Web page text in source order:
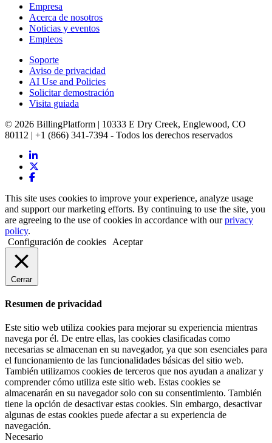
Empresa
Acerca de nosotros
Noticias y eventos
Empleos
Soporte
Aviso de privacidad
AI Use and Policies
Solicitar demostración
Visita guiada
© 2026 BillingPlatform | 10333 E Dry Creek, Englewood, CO
80112 | +1 (866) 341-7394 - Todos los derechos reservados
This site uses cookies to improve your experience, analyze usage
and support our marketing efforts. By continuing to use the site, you
are agreeing to the use of cookies in accordance with ourprivacy
policy.
Configuración de cookies
Aceptar
Cerrar
Resumen de privacidad
Este sitio web utiliza cookies para mejorar su experiencia mientras
navega por él. De entre ellas, las cookies clasificadas como
necesarias se almacenan en su navegador, ya que son esenciales para
el funcionamiento de las funcionalidades básicas del sitio web.
También utilizamos cookies de terceros que nos ayudan a analizar y
comprender cómo utiliza este sitio web. Estas cookies se
almacenarán en su navegador solo con su consentimiento. También
tiene la opción de desactivar estas cookies. Sin embargo, desactivar
algunas de estas cookies puede afectar a su experiencia de
navegación.
Necesario